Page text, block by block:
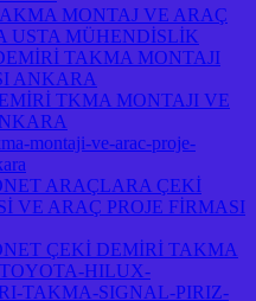
MONTAJ VE ARAÇ
USTA MÜHENDİSLİK
TAKMA MONTAJI
ANKARA
TKMA MONTAJI VE
montaji-ve-arac-proje-
ARAÇLARA ÇEKİ
VE ARAÇ PROJE FİRMASI
ÇEKİ DEMİRİ TAKMA
HILUX-
TAKMA-SIGNAL-PIRIZ-